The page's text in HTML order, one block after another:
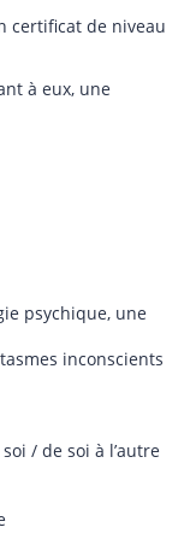
certificat de niveau
à eux, une
psychique, une
inconscients
/ de soi à l’autre